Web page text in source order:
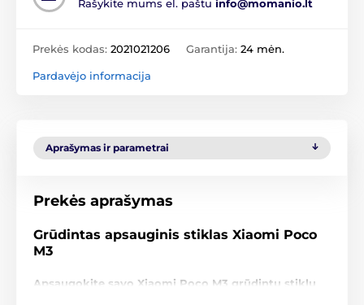
Rašykite mums el. paštu info@momanio.lt
Prekės kodas: 2021021206 Garantija: 24 mėn.
Pardavėjo informacija
Aprašymas ir parametrai
Prekės aprašymas
Grūdintas apsauginis stiklas Xiaomi Poco
M3
Apsaugokite savo Xiaomi Poco M3 grūdintu stiklu